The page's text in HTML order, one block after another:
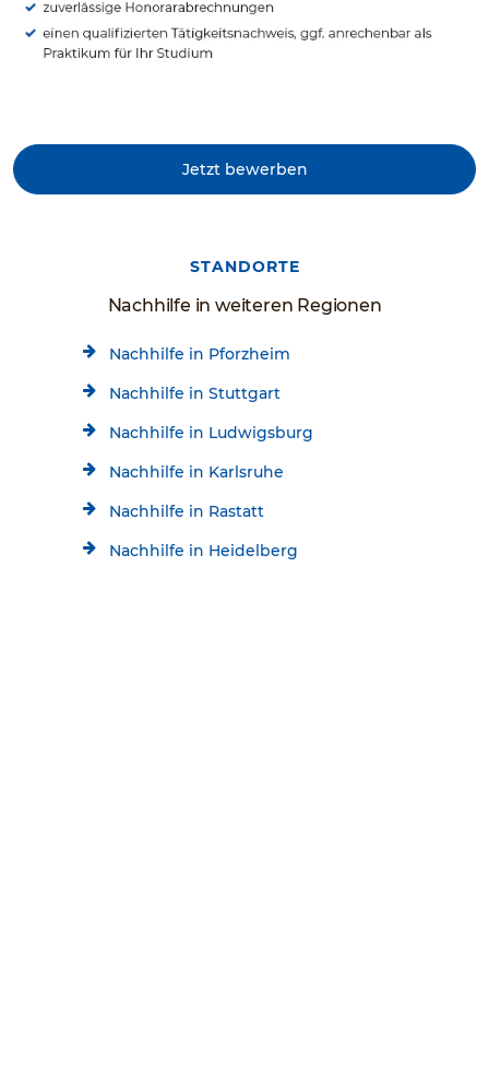
Jetzt bewerben
STANDORTE
Nachhilfe in weiteren Regionen
Nachhilfe in Pforzheim
Nachhilfe in Stuttgart
Nachhilfe in Ludwigsburg
Nachhilfe in Karlsruhe
Nachhilfe in Rastatt
Nachhilfe in Heidelberg